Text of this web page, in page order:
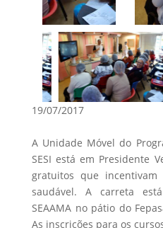
19/07/2017
A Unidade Móvel do
SESI está em Presidente
gratuitos que
saudável. A carreta
SEAAMA no pátio do
As inscrições para os